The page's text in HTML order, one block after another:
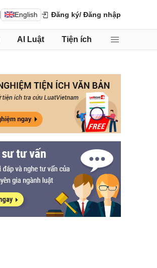
English Đăng ký/ Đăng nhập
AI Luật Tiện ích